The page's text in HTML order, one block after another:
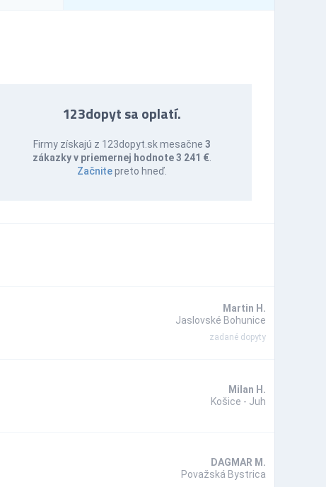
123dopyt sa oplatí.
Firmy získajú z 123dopyt.sk mesačne 3
zákazky v priemernej hodnote 3 241 €.
Začnitepreto hneď.
Martin H.
Jaslovské Bohunice
zadané dopyty
Milan H.
Košice - Juh
DAGMAR M.
Považská Bystrica